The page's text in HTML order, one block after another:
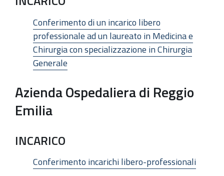
Conferimento di un incarico libero
professionale ad un laureato in Medicina e
Chirurgia con specializzazione in Chirurgia
Generale
Azienda Ospedaliera di Reggio
Emilia
INCARICO
Conferimento incarichi libero-professionali